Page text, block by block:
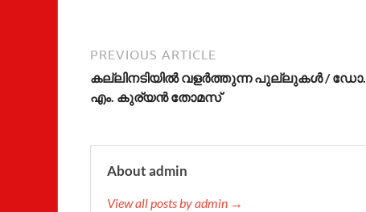
PREVIOUS ARTICLE
കല്ലിനടിയില്‍ വളര്‍ത്തുന്ന പുല്ലുകള്‍ / ഡോ.
എം. കുര്യന്‍ തോമസ്
About admin
View all posts by admin →